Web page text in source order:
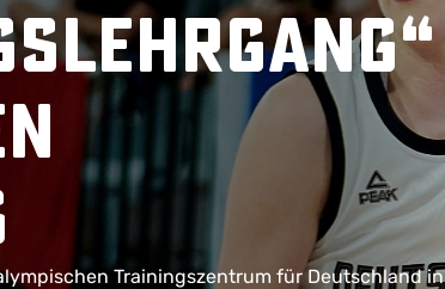
Trainingszentrum für Deutschland in